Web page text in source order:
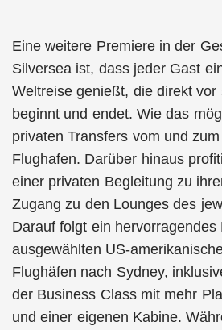
Eine weitere Premiere in der
Silversea ist, dass jeder Gast
Weltreise genießt, die direkt vor
beginnt und endet. Wie das
privaten Transfers vom und
Flughafen. Darüber hinaus
einer privaten Begleitung zu
Zugang zu den Lounges des
Darauf folgt ein hervorragendes
ausgewählten US-
Flughäfen nach Sydney,
der Business Class mit mehr
und einer eigenen Kabine.